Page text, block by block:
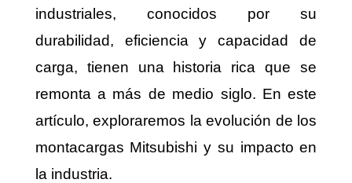
industriales, conocidos por su
durabilidad, eficiencia y capacidad de
carga, tienen una historia rica que se
remonta a más de medio siglo. En este
artículo, exploraremos la evolución de los
montacargas Mitsubishi y su impacto en
la industria.